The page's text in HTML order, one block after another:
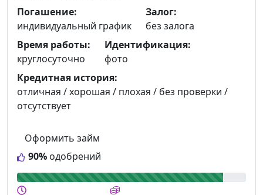
90% одобрений
Оформить займ
Погашение:
индивидуальный график
Залог:
без залога
Время работы:
круглосуточно
Идентификация:
фото
Кредитная история:
отличная / хорошая / плохая / без проверки /
отсутствует